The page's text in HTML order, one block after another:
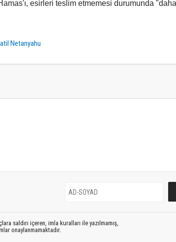
esirleri teslim etmemesi durumunda
Netanyahu
saldırı içeren, imla kuralları ile yazılmamış,
onaylanmamaktadır.